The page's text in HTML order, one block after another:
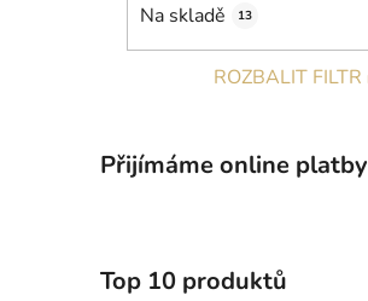
Na skladě 13
ROZBALIT FILTR
Přijímáme online platby
Top 10 produktů